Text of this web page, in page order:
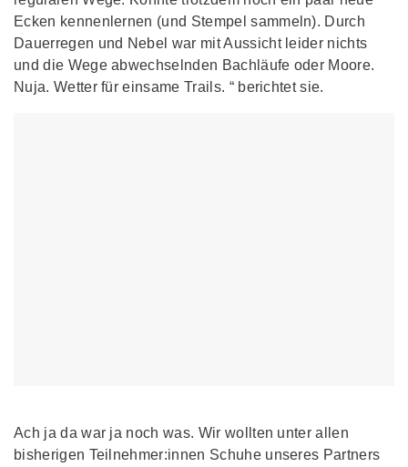
Ecken kennenlernen (und Stempel sammeln). Durch
Dauerregen und Nebel war mit Aussicht leider nichts
und die Wege abwechselnden Bachläufe oder Moore.
Nuja. Wetter für einsame Trails. “ berichtet sie.
Ach ja da war ja noch was. Wir wollten unter allen
bisherigen Teilnehmer:innen Schuhe unseres Partners